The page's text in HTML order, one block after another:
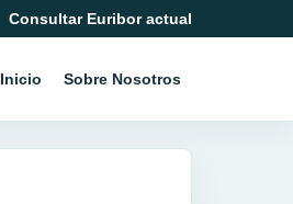
Consultar Euribor actual
Inicio Sobre Nosotros